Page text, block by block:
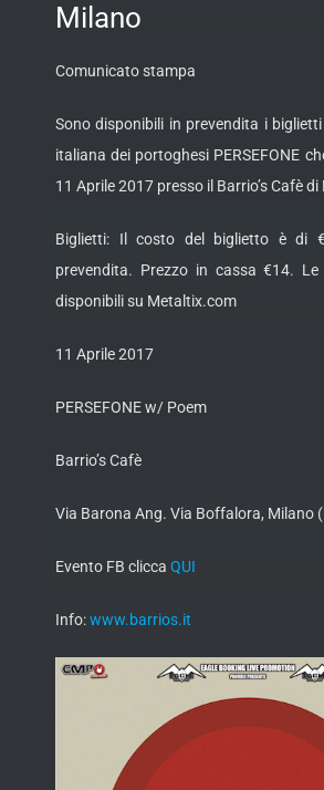
Milano
Comunicato stampa
Sono disponibili in prevendita i
italiana dei portoghesi PERSEFONE
11 Aprile 2017 presso il Barrio’s Cafè di
Biglietti: Il costo del biglietto è di
prevendita. Prezzo in cassa €14. Le
disponibili su Metaltix.com
11 Aprile 2017
PERSEFONE w/ Poem
Barrio’s Cafè
Via Barona Ang. Via Boffalora, Milano
Evento FB clicca QUI
Info:www.barrios.it